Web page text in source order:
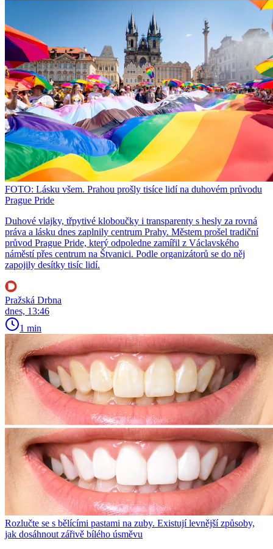
FOTO: Lásku všem. Prahou prošly tisíce lidí na duhovém průvodu
Prague Pride
Duhové vlajky, třpytivé kloboučky i transparenty s hesly za rovná
práva a lásku dnes zaplnily centrum Prahy. Městem prošel tradiční
průvod Prague Pride, který odpoledne zamířil z Václavského
náměstí přes centrum na Štvanici. Podle organizátorů se do něj
zapojily desítky tisíc lidí.
Pražská Drbna
dnes, 13:46
1 min
Rozlučte se s bělícími pastami na zuby. Existují levnější způsoby,
jak dosáhnout zářivě bílého úsměvu